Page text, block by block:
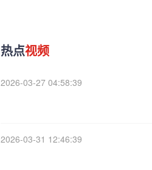
热点视频
2026-03-27 04:58:39
2026-03-31 12:46:39